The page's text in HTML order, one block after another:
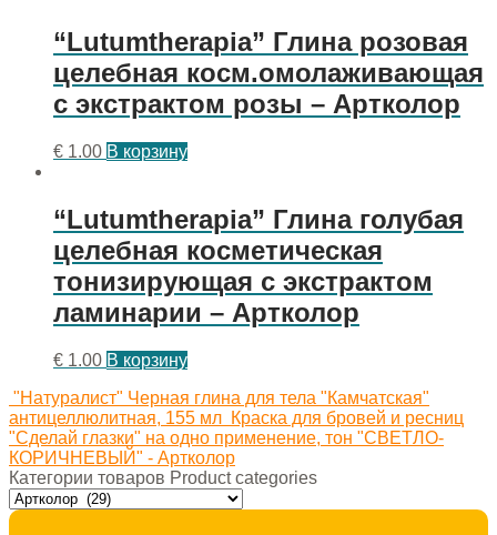
“Lutumtherapia” Глина розовая
целебная косм.омолаживающая
с экстрактом розы – Артколор
€ 1.00 В корзину
“Lutumtherapia” Глина голубая
целебная косметическая
тонизирующая с экстрактом
ламинарии – Артколор
€ 1.00 В корзину
"Натуралист" Черная глина для тела "Камчатская"
антицеллюлитная, 155 мл Краска для бровей и ресниц
"Сделай глазки" на одно применение, тон "СВЕТЛО-
КОРИЧНЕВЫЙ" - Артколор
Категории товаров Product categories